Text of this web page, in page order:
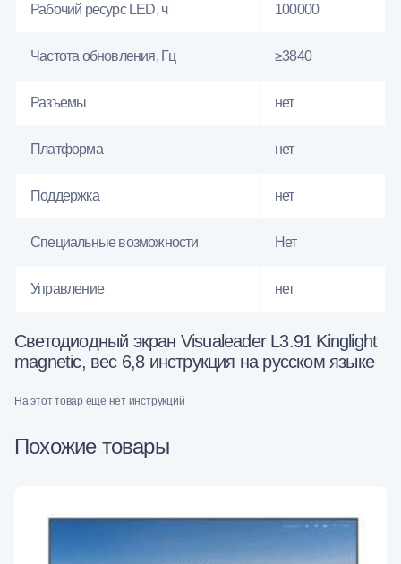
Рабочий ресурс LED, ч 100000
Частота обновления, Гц ≥3840
Разъемы нет
Платформа нет
Поддержка нет
Специальные возможности Нет
Управление нет
Светодиодный экран Visualeader L3.91 Kinglight
magnetic, вес 6,8 инструкция на русском языке
На этот товар еще нет инструкций
Похожие товары